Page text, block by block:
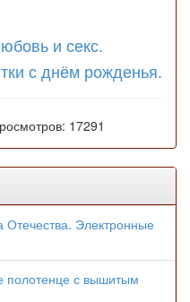
и секс.
с днём рожденья.
17291
Электронные
полотенце с вышитым